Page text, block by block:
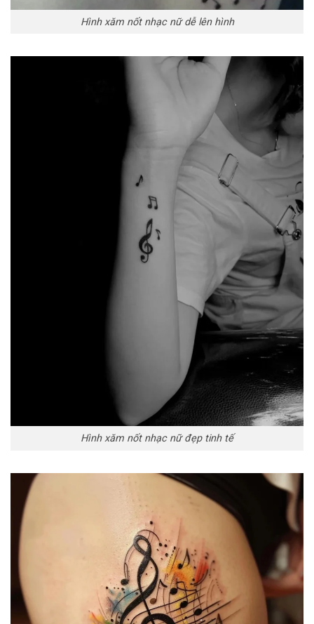
Hình xăm nốt nhạc nữ dễ lên hình
Hình xăm nốt nhạc nữ đẹp tinh tế